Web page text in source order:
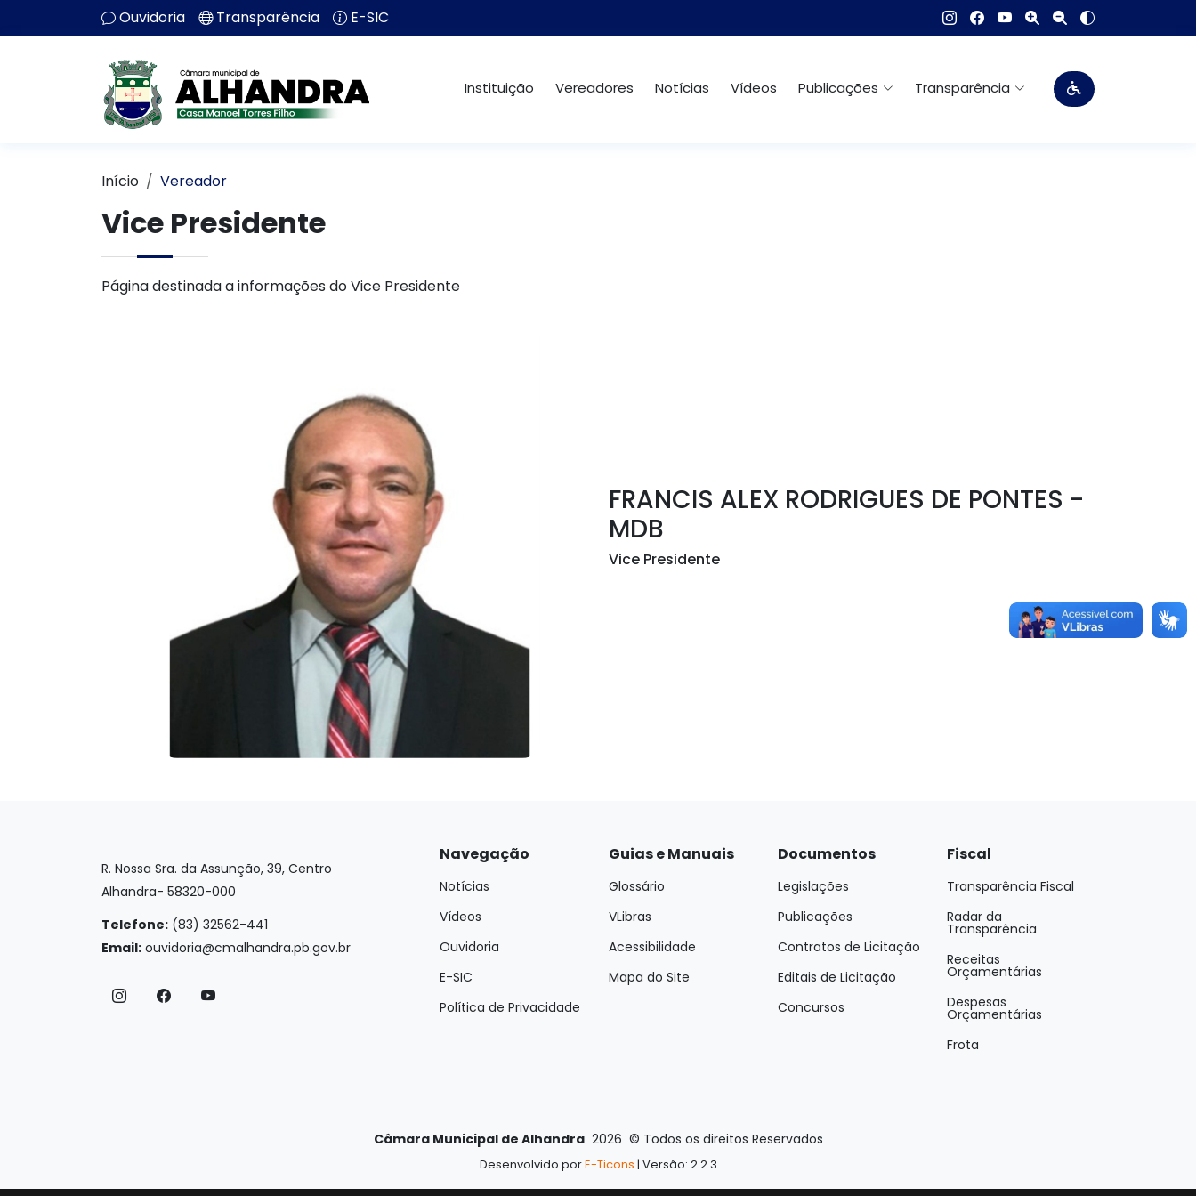
Ouvidoria Transparência E-SIC
Instituição Vereadores Notícias Vídeos Publicações Transparência
Início Vereador
Vice Presidente
Página destinada a informações do Vice Presidente
FRANCIS ALEX RODRIGUES DE PONTES -
MDB
Vice Presidente
R. Nossa Sra. da Assunção, 39, Centro
Alhandra- 58320-000
Telefone: (83) 32562-441
Email: ouvidoria@cmalhandra.pb.gov.br
Navegação
Notícias
Vídeos
Ouvidoria
E-SIC
Política de Privacidade
Guias e Manuais
Glossário
VLibras
Acessibilidade
Mapa do Site
Documentos
Legislações
Publicações
Contratos de Licitação
Editais de Licitação
Concursos
Fiscal
Transparência Fiscal
Radar da
Transparência
Receitas
Orçamentárias
Despesas
Orçamentárias
Frota
Câmara Municipal de Alhandra 2026 © Todos os direitos Reservados
Desenvolvido porE-Ticons | Versão: 2.2.3